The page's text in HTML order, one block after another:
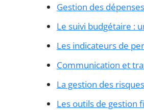
Gestion des
Le suivi budgétaire :
Les indicateurs de
Communication et
La gestion des
Les outils de gestion